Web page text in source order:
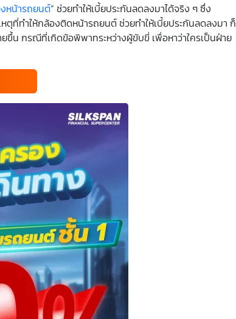
หน้ารถยนต์” ช่วยทำให้เบี้ยประกันลดลงมาได้จริง ๆ ซึ่ง
ที่ทำให้กล้องติดหน้ารถยนต์ ช่วยทำให้เบี้ยประกันลดลงมา ก็
ขึ้น กรณีที่เกิดข้อพิพาทระหว่างผู้ขับขี่ เพื่อหาว่าใครเป็นฝ่าย